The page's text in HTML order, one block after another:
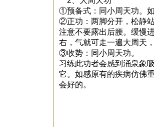
①预备式：同小周天功。
②正功：两脚分开，松静
注意不要露出后腰。缓慢
右，气就可走一遍大周天
③收势：同小周天功。
习练此功者会感到涌泉象
它。如感原有的疾病仿佛
会好的。